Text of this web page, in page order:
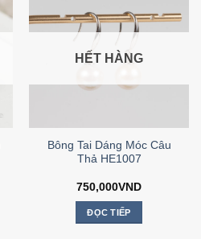
HẾT HÀNG
Bông Tai Dáng Móc Câu
Thả HE1007
750,000VND
ĐỌC TIẾP